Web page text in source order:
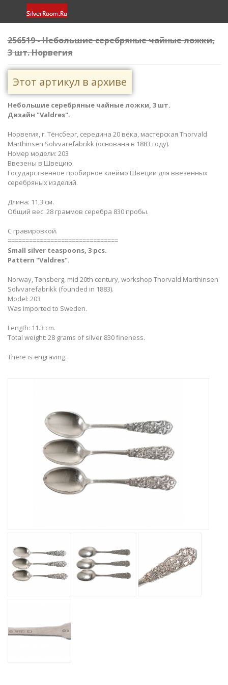
256519 - Небольшие серебряные чайные ложки,
3 шт. Норвегия
Этот артикул в архиве
Небольшие серебряные чайные ложки, 3 шт.
Дизайн "Valdres".
Норвегия, г. Тёнсберг, середина 20 века, мастерская Thorvald
Marthinsen Solvvarefabrikk (основана в 1883 году).
Номер модели: 203
Ввезены в Швецию.
Государственное пробирное клеймо Швеции для ввезенных
серебряных изделий.
Длина: 11,3 см.
Общий вес: 28 граммов серебра 830 пробы.
С гравировкой.
===============================
Small silver teaspoons, 3 pcs.
Pattern "Valdres".
Norway, Tønsberg, mid 20th century, workshop Thorvald Marthinsen
Solvvarefabrikk (founded in 1883).
Model: 203
Was imported to Sweden.
Length: 11.3 cm.
Total weight: 28 grams of silver 830 fineness.
There is engraving.